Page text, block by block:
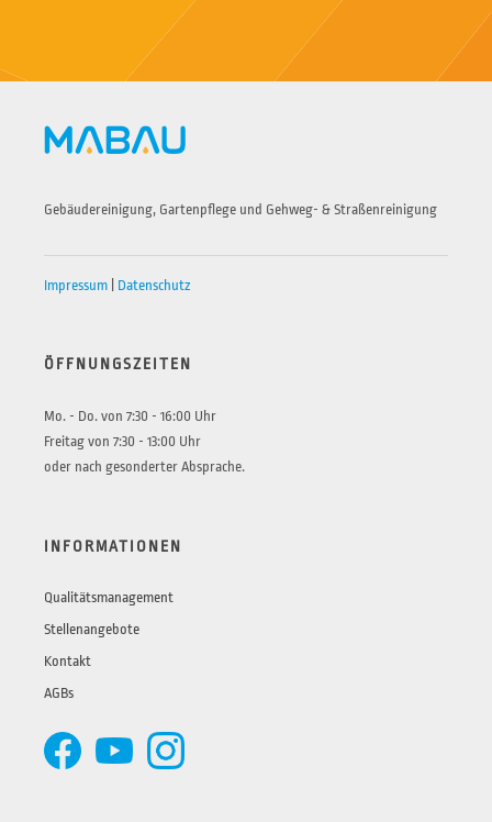
Gebäudereinigung, Gartenpflege und Gehweg- & Straßenreinigung
Impressum Datenschutz
ÖFFNUNGSZEITEN
Mo. - Do. von 7:30 - 16:00 Uhr
Freitag von 7:30 - 13:00 Uhr
oder nach gesonderter Absprache.
INFORMATIONEN
Qualitätsmanagement
Stellenangebote
Kontakt
AGBs